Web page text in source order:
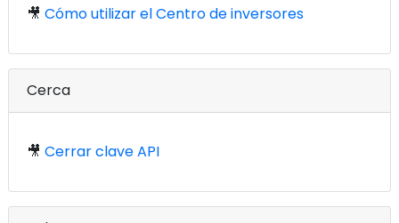
🎥 Cómo utilizar el Centro de inversores
Cerca
🎥 Cerrar clave API